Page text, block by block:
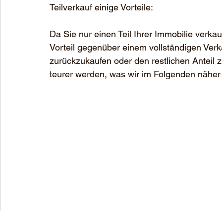
Teilverkauf einige Vorteile:
Da Sie nur einen Teil Ihrer Immobilie
Vorteil gegenüber einem vollständigen
zurückzukaufen oder den restlichen Anteil
teurer werden, was wir im Folgenden